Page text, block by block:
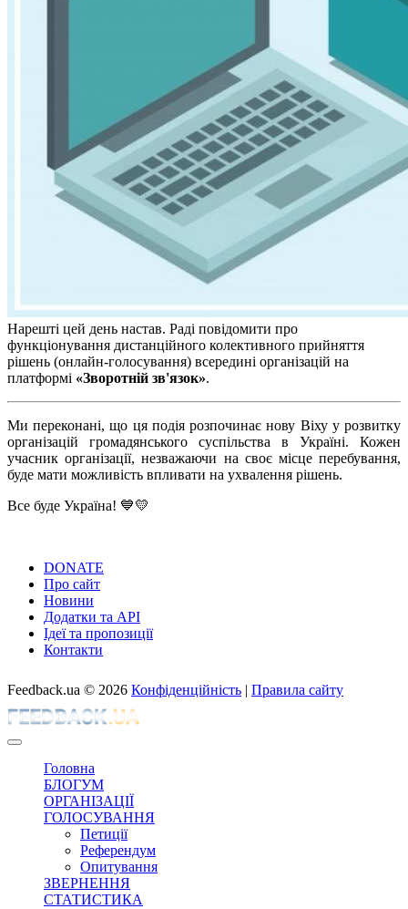
Нарешті цей день настав. Раді повідомити про
функціонування дистанційного колективного прийняття
рішень (онлайн-голосування) всередині організацій на
платформі «Зворотній зв'язок».
Ми переконані, що ця подія розпочинає нову Віху у розвитку
організацій громадянського суспільства в Україні. Кожен
учасник організації, незважаючи на своє місце перебування,
буде мати можливість впливати на ухвалення рішень.
Все буде Україна! 💙💛
DONATE
Про сайт
Новини
Додатки та API
Ідеї та пропозиції
Контакти
Feedback.ua © 2026 Конфіденційність | Правила сайту
Головна
БЛОГУМ
ОРГАНІЗАЦІЇ
ГОЛОСУВАННЯ
Петиції
Референдум
Опитування
ЗВЕРНЕННЯ
СТАТИСТИКА